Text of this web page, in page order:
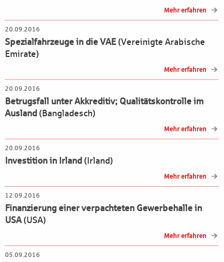
Mehr erfahren
20.09.2016
Spezialfahrzeuge in die VAE (Vereinigte Arabische
Emirate)
Mehr erfahren
20.09.2016
Betrugsfall unter Akkreditiv; Qualitätskontrolle im
Ausland (Bangladesch)
Mehr erfahren
20.09.2016
Investition in Irland (Irland)
Mehr erfahren
12.09.2016
Finanzierung einer verpachteten Gewerbehalle in
USA(USA)
Mehr erfahren
05.09.2016